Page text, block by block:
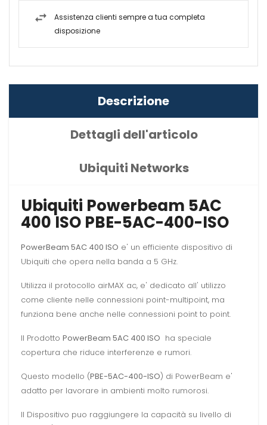
Assistenza clienti sempre a tua completa
disposizione
Descrizione
Dettagli dell'articolo
Ubiquiti Networks
Ubiquiti Powerbeam 5AC
400 ISO PBE-5AC-400-ISO
PowerBeam 5AC 400 ISO e' un efficiente dispositivo di
Ubiquiti che opera nella banda a 5 GHz.
Utilizza il protocollo airMAX ac, e' dedicato all' utilizzo
come cliente nelle connessioni point-multipoint, ma
funziona bene anche nelle connessioni point to point.
Il Prodotto PowerBeam 5AC 400 ISO ha speciale
copertura che riduce interferenze e rumori.
Questo modello (PBE-5AC-400-ISO) di PowerBeam e'
adatto per lavorare in ambienti molto rumorosi.
Il Dispositivo puo raggiungere la capacità su livello di